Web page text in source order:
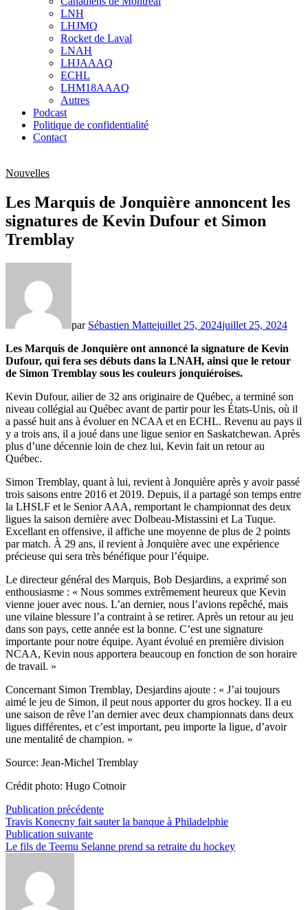
sub
menu
LNH
LHJMQ
Rocket de Laval
LNAH
LHJAAAQ
ECHL
LHM18AAAQ
Autres
Podcast
Politique de confidentialité
Contact
Nouvelles
Les Marquis de Jonquière annoncent les
signatures de Kevin Dufour et Simon
Tremblay
par Sébastien Mattejuillet 25, 2024juillet 25, 2024
Les Marquis de Jonquière ont annoncé la signature de Kevin
Dufour, qui fera ses débuts dans la LNAH, ainsi que le retour
de Simon Tremblay sous les couleurs jonquiéroises.
Kevin Dufour, ailier de 32 ans originaire de Québec, a terminé son
niveau collégial au Québec avant de partir pour les États-Unis, où il
a passé huit ans à évoluer en NCAA et en ECHL. Revenu au pays il
y a trois ans, il a joué dans une ligue senior en Saskatchewan. Après
plus d’une décennie loin de chez lui, Kevin fait un retour au
Québec.
Simon Tremblay, quant à lui, revient à Jonquière après y avoir passé
trois saisons entre 2016 et 2019. Depuis, il a partagé son temps entre
la LHSLF et le Senior AAA, remportant le championnat des deux
ligues la saison dernière avec Dolbeau-Mistassini et La Tuque.
Excellant en offensive, il affiche une moyenne de plus de 2 points
par match. À 29 ans, il revient à Jonquière avec une expérience
précieuse qui sera très bénéfique pour l’équipe.
Le directeur général des Marquis, Bob Desjardins, a exprimé son
enthousiasme : « Nous sommes extrêmement heureux que Kevin
vienne jouer avec nous. L’an dernier, nous l’avions repêché, mais
une vilaine blessure l’a contraint à se retirer. Après un retour au jeu
dans son pays, cette année est la bonne. C’est une signature
importante pour notre équipe. Ayant évolué en première division
NCAA, Kevin nous apportera beaucoup en fonction de son horaire
de travail. »
Concernant Simon Tremblay, Desjardins ajoute : « J’ai toujours
aimé le jeu de Simon, il peut nous apporter du gros hockey. Il a eu
une saison de rêve l’an dernier avec deux championnats dans deux
ligues différentes, et c’est important, peu importe la ligue, d’avoir
une mentalité de champion. »
Source: Jean-Michel Tremblay
Crédit photo: Hugo Cotnoir
Navigation
de
l’article
Publication précédentePublication
précédente :
Travis Konecny fait sauter la banque à Philadelphie
Publication suivantePublication
suivante :
Le fils de Teemu Selanne prend sa retraite du hockey